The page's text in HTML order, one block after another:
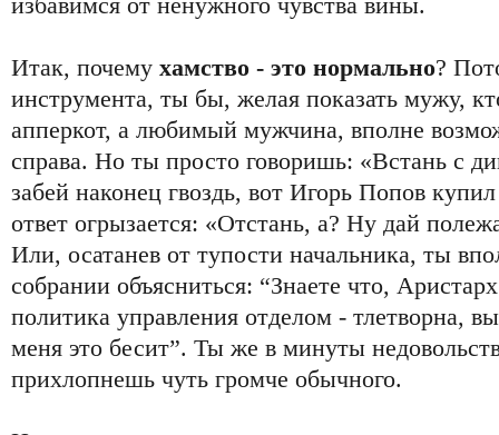
избавимся от ненужного чувства вины.
Итак, почему хамство - это нормально?
инструмента, ты бы, желая показать мужу,
апперкот, а любимый мужчина, вполне
справа. Но ты просто говоришь: «Встань с
забей наконец гвоздь, вот Игорь Попов
ответ огрызается: «Отстань, а? Ну дай
Или, осатанев от тупости начальника, ты
собрании объясниться: “Знаете что,
политика управления отделом - тлетворна,
меня это бесит”. Ты же в минуты
прихлопнешь чуть громче обычного.